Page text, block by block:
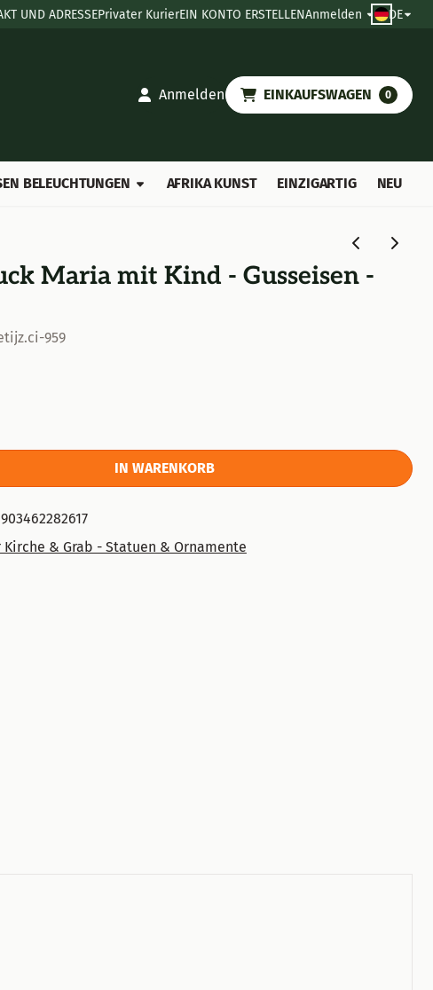
UND ADRESSEPrivater KurierEIN KONTO ERSTELLENAnmelden DE
Anmelden EINKAUFSWAGEN 0
BELEUCHTUNGEN AFRIKA KUNST EINZIGARTIG NEU
Maria mit Kind - Gusseisen -
959
IN WARENKORB
Kirche & Grab - Statuen & Ornamente